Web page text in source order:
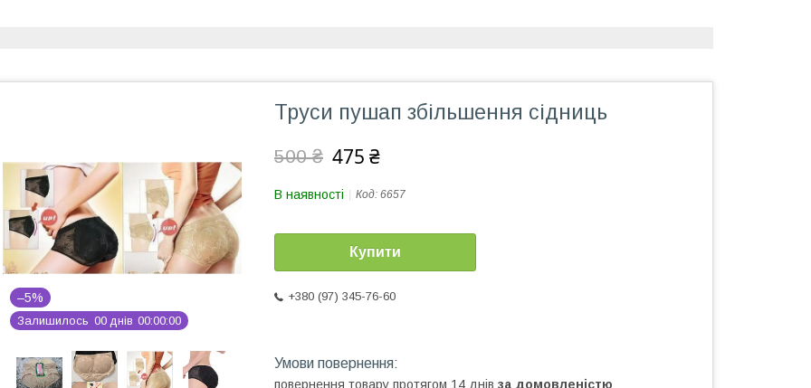
–5%
Залишилось 00 днів 00 00 00
Труси пушап збільшення сідниць
500 ₴ 475 ₴
В наявності Код: 6657
Купити
+380 (97) 345-76-60
повернення товару протягом 14 днів за домовленістю